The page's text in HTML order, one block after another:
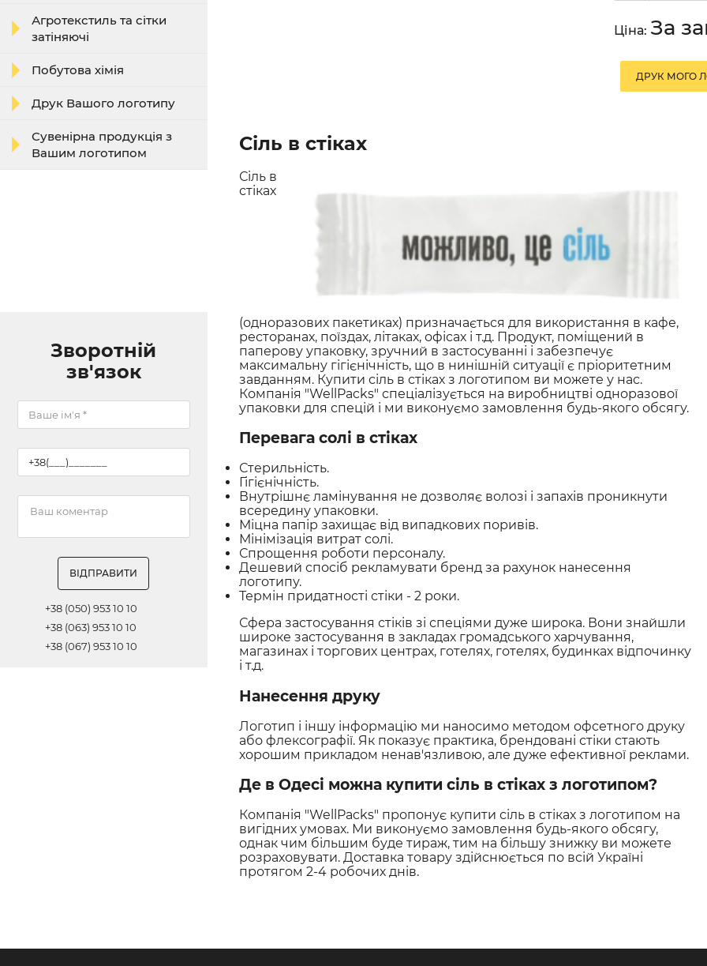
Агротекстиль та сітки
затіняючі
Побутова хімія
Друк Вашого логотипу
Сувенірна продукція з
Вашим логотипом
Зворотній
зв'язок
ВІДПРАВИТИ
+38 (050) 953 10 10
+38 (063) 953 10 10
+38 (067) 953 10 10
Ціна: За
ДРУК МОГО
Сіль в стіках
Сіль в
стіках
(одноразових пакетиках) призначається для використання в кафе,
ресторанах, поїздах, літаках, офісах і т.д. Продукт, поміщений в
паперову упаковку, зручний в застосуванні і забезпечує
максимальну гігієнічність, що в нинішній ситуації є пріоритетним
завданням. Купити сіль в стіках з логотипом ви можете у нас.
Компанія "WellPacks" спеціалізується на виробництві одноразової
упаковки для спецій і ми виконуємо замовлення будь-якого обсягу.
Перевага солі в стіках
Стерильність.
Гігієнічність.
Внутрішнє ламінування не дозволяє волозі і запахів проникнути
всередину упаковки.
Міцна папір захищає від випадкових поривів.
Мінімізація витрат солі.
Спрощення роботи персоналу.
Дешевий спосіб рекламувати бренд за рахунок нанесення
логотипу.
Термін придатності стіки - 2 роки.
Сфера застосування стіків зі спеціями дуже широка. Вони знайшли
широке застосування в закладах громадського харчування,
магазинах і торгових центрах, готелях, готелях, будинках відпочинку
і т.д.
Нанесення друку
Логотип і іншу інформацію ми наносимо методом офсетного друку
або флексографії. Як показує практика, брендовані стіки стають
хорошим прикладом ненав'язливою, але дуже ефективної реклами.
Де в Одесі можна купити сіль в стіках з логотипом?
Компанія "WellPacks" пропонує купити сіль в стіках з логотипом на
вигідних умовах. Ми виконуємо замовлення будь-якого обсягу,
однак чим більшим буде тираж, тим на більшу знижку ви можете
розраховувати. Доставка товару здійснюється по всій Україні
протягом 2-4 робочих днів.